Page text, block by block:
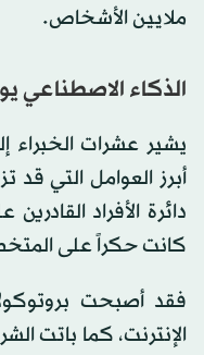
ملايين الأشخاص.
الذكاء الاصطناعي
يشير عشرات الخبراء
أبرز العوامل التي
دائرة الأفراد
كانت حكراً على
فقد أصبحت
الإنترنت، كما باتت